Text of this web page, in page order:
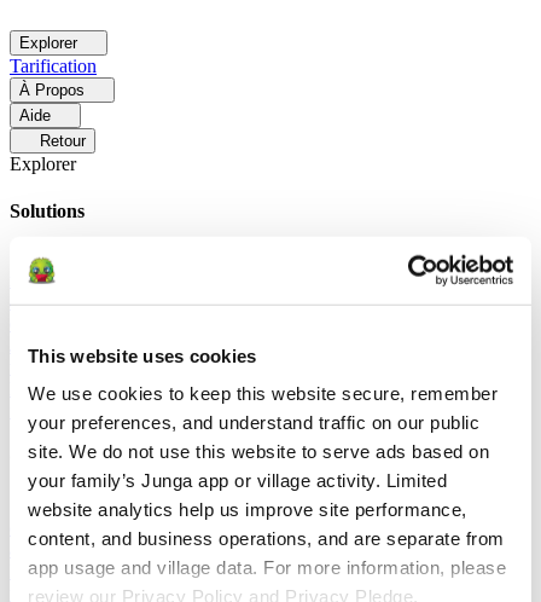
This website uses cookies
We use cookies to keep this website secure, remember
your preferences, and understand traffic on our public
site. We do not use this website to serve ads based on
your family’s Junga app or village activity. Limited
website analytics help us improve site performance,
content, and business operations, and are separate from
app usage and village data. For more information, please
review our Privacy Policy and Privacy Pledge.
Explorer
Tarification
À Propos
Aide
Retour
Explorer
Solutions
Pour Les Parents
Découvrez comment les parents facilitent les
routines quotidiennes et encouragent les comportements positifs
avec Junga.
Pour Les EnseignantsDécouvrez comment les
Junga.
Pour Les Thérapeutes
thérapeutes à favoriser un environnement positif à la maison.
Les Groupes SociauxDécouvrez comment les groupes sociaux
favorisent l'engagement communautaire avec Junga.
Comparer
Junga contre Greenlight Greenlight associe une carte de débit
contrôlée à des outils pédagogiques destinés à apprendre aux enfants
à gérer leur budget, à épargner et à investir.
Junga contre Acorns
EarlyAcorns Early aide les parents à initier leurs enfants à la gestion
financière grâce à une carte de débit sécurisée, à des tâches